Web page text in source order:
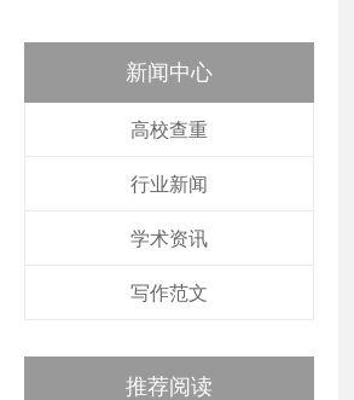
新闻中心
高校查重
行业新闻
学术资讯
写作范文
推荐阅读